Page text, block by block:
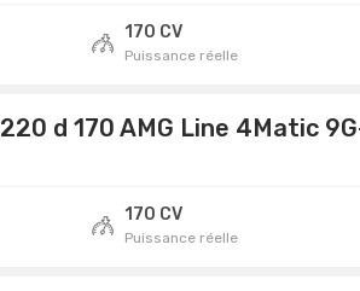
170 CV
Puissance réelle
220 d 170 AMG Line 4Matic
170 CV
Puissance réelle